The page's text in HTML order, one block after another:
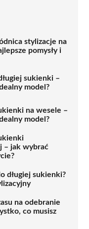
stylizacje na
pomysły i
sukienki –
model?
na wesele –
model?
– jak wybrać
długiej sukienki?
na odebranie
co musisz